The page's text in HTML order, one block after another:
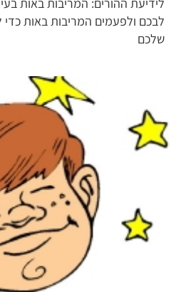
לבכם ולפעמים המריבות באות
שלכם